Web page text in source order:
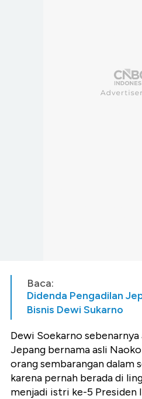
Baca:
Didenda Pengadilan
Bisnis Dewi Sukarno
Dewi Soekarno
Jepang bernama asli
orang sembarangan dalam
karena pernah berada di
menjadi istri ke-5 Presiden